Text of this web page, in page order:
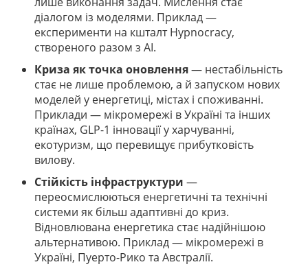
діалогом із моделями. Приклад —
експерименти на кшталт Hypnocracy,
створеного разом з AI.
Криза як точка оновлення— нестабільність
стає не лише проблемою, а й запуском нових
моделей у енергетиці, містах і споживанні.
Приклади — мікромережі в Україні та інших
країнах, GLP-1 інновації у харчуванні,
екотуризм, що перевищує прибутковість
вилову.
Стійкість інфраструктури —
переосмислюються енергетичні та технічні
системи як більш адаптивні до криз.
Відновлювана енергетика стає надійнішою
альтернативою. Приклад — мікромережі в
Україні, Пуерто-Рико та Австралії.